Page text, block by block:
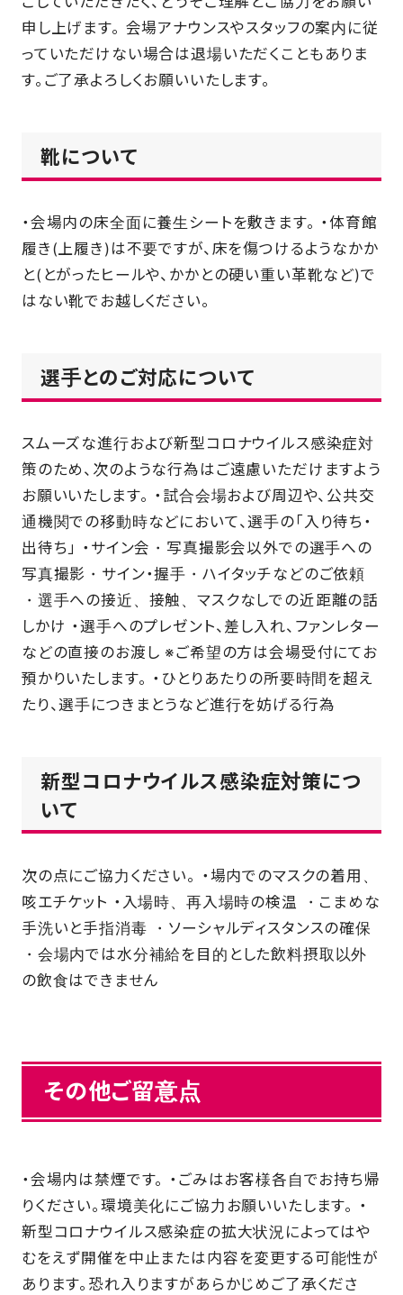
申し上げます。 会場アナウンスやスタッフの案内に従
っていただけない場合は退場いただくこともありま
す。ご了承よろしくお願いいたします。
靴について
・会場内の床全面に養生シートを敷きます。 ・体育館
履き(上履き)は不要ですが、床を傷つけるようなかか
と(とがったヒールや、かかとの硬い重い革靴など)で
はない靴でお越しください。
選手とのご対応について
スムーズな進行および新型コロナウイルス感染症対
策のため、次のような行為はご遠慮いただけますよう
お願いいたします。 ・試合会場および周辺や、公共交
通機関での移動時などにおいて、選手の「入り待ち・
出待ち」 ・サイン会・写真撮影会以外での選手への
写真撮影・サイン・握手・ハイタッチなどのご依頼
・選手への接近、接触、マスクなしでの近距離の話
しかけ ・選手へのプレゼント、差し入れ、ファンレター
などの直接のお渡し ※ご希望の方は会場受付にてお
預かりいたします。 ・ひとりあたりの所要時間を超え
たり、選手につきまとうなど進行を妨げる行為
新型コロナウイルス感染症対策につ
いて
次の点にご協力ください。 ・場内でのマスクの着⽤、
咳エチケット ・⼊場時、再⼊場時の検温 ・こまめな
⼿洗いと⼿指消毒 ・ソーシャルディスタンスの確保
・会場内では⽔分補給を⽬的とした飲料摂取以外
の飲食はできません
その他ご留意点
・会場内は禁煙です。 ・ごみはお客様各自でお持ち帰
りください。環境美化にご協力お願いいたします。 ・
新型コロナウイルス感染症の拡⼤状況によってはや
むをえず開催を中⽌または内容を変更する可能性が
あります。恐れ入りますがあらかじめご了承くださ